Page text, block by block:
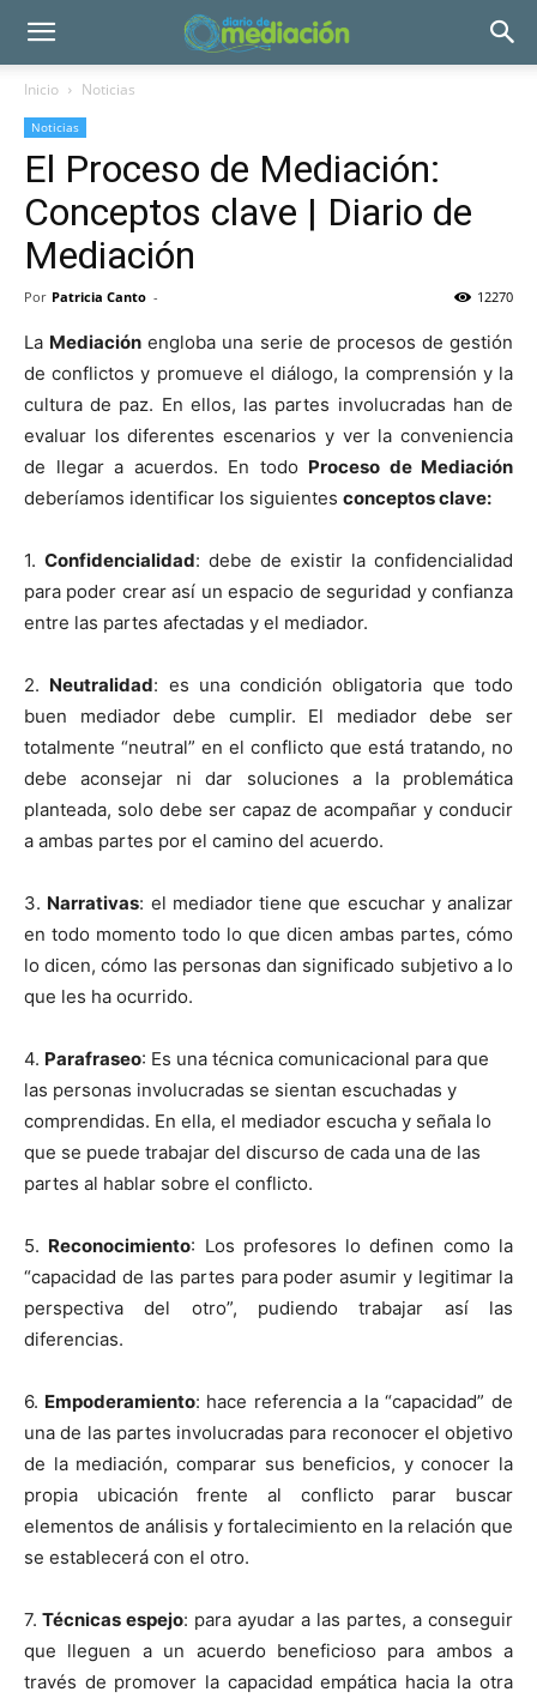
Inicio Noticias
Noticias
El Proceso de Mediación:
Conceptos clave | Diario de
Mediación
Por Patricia Canto - 12270
La Mediación engloba una serie de procesos de gestión
de conflictos y promueve el diálogo, la comprensión y la
cultura de paz. En ellos, las partes involucradas han de
evaluar los diferentes escenarios y ver la conveniencia
de llegar a acuerdos. En todo Proceso de Mediación
deberíamos identificar los siguientes conceptos clave:
1. Confidencialidad: debe de existir la confidencialidad
para poder crear así un espacio de seguridad y confianza
entre las partes afectadas y el mediador.
2. Neutralidad: es una condición obligatoria que todo
buen mediador debe cumplir. El mediador debe ser
totalmente “neutral” en el conflicto que está tratando, no
debe aconsejar ni dar soluciones a la problemática
planteada, solo debe ser capaz de acompañar y conducir
a ambas partes por el camino del acuerdo.
3. Narrativas: el mediador tiene que escuchar y analizar
en todo momento todo lo que dicen ambas partes, cómo
lo dicen, cómo las personas dan significado subjetivo a lo
que les ha ocurrido.
4. Parafraseo: Es una técnica comunicacional para que
las personas involucradas se sientan escuchadas y
comprendidas. En ella, el mediador escucha y señala lo
que se puede trabajar del discurso de cada una de las
partes al hablar sobre el conflicto.
5. Reconocimiento: Los profesores lo definen como la
“capacidad de las partes para poder asumir y legitimar la
perspectiva del otro”, pudiendo trabajar así las
diferencias.
6. Empoderamiento: hace referencia a la “capacidad” de
una de las partes involucradas para reconocer el objetivo
de la mediación, comparar sus beneficios, y conocer la
propia ubicación frente al conflicto parar buscar
elementos de análisis y fortalecimiento en la relación que
se establecerá con el otro.
7. Técnicas espejo: para ayudar a las partes, a conseguir
que lleguen a un acuerdo beneficioso para ambos a
través de promover la capacidad empática hacia la otra